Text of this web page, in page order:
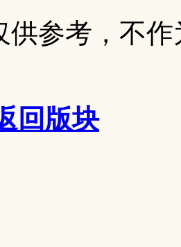
供参考，不
回版块